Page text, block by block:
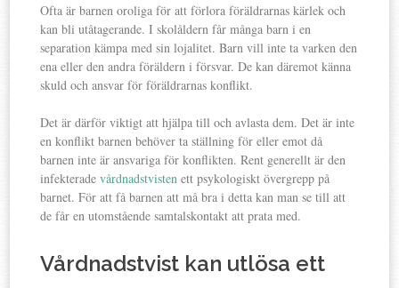
Ofta är barnen oroliga för att förlora föräldrarnas kärlek och
kan bli utåtagerande. I skolåldern får många barn i en
separation kämpa med sin lojalitet. Barn vill inte ta varken den
ena eller den andra föräldern i försvar. De kan däremot känna
skuld och ansvar för föräldrarnas konflikt.
Det är därför viktigt att hjälpa till och avlasta dem. Det är inte
en konflikt barnen behöver ta ställning för eller emot då
barnen inte är ansvariga för konflikten. Rent generellt är den
infekteradevårdnadstvisten ett psykologiskt övergrepp på
barnet. För att få barnen att må bra i detta kan man se till att
de får en utomstående samtalskontakt att prata med.
Vårdnadstvist kan utlösa ett